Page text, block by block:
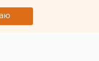
Например, в
воздуха